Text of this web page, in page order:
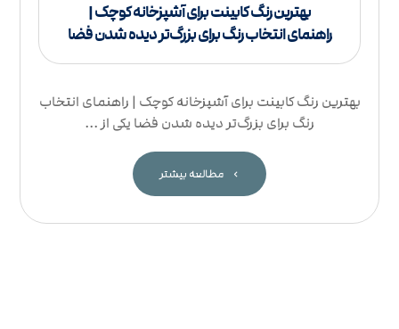
بهترین رنگ کابینت برای آشپزخانه کوچک |
راهنمای انتخاب رنگ برای بزرگ‌تر دیده شدن فضا
بهترین رنگ کابینت برای آشپزخانه کوچک | راهنمای انتخاب
رنگ برای بزرگ‌تر دیده شدن فضا یکی از ...
مطالعه بیشتر